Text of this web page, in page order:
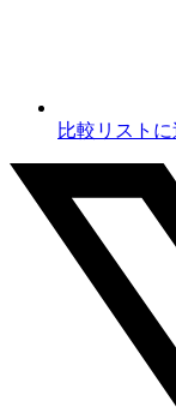
比較リストに